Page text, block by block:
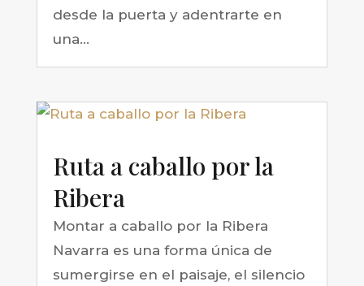
desde la puerta y adentrarte en
una...
Ruta a caballo por la
Ribera
Montar a caballo por la Ribera
Navarra es una forma única de
sumergirse en el paisaje, el silencio